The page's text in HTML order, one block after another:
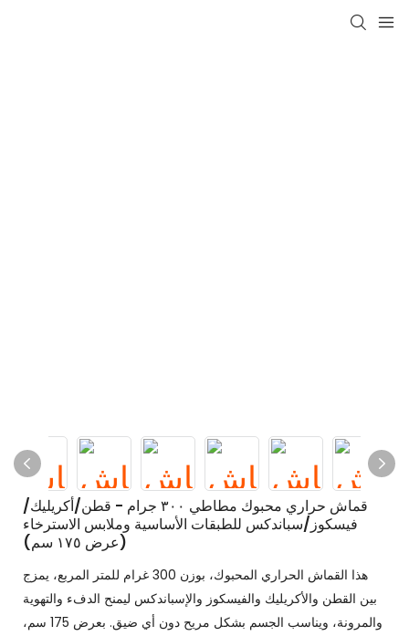
قماش حراري محبوك مطاطي ٣٠٠ جرام - قطن/أكريليك/
فيسكوز/سباندكس للطبقات الأساسية وملابس الاسترخاء
(عرض ١٧٥ سم)
هذا القماش الحراري المحبوك، بوزن 300 غرام للمتر المربع، يمزج
بين القطن والأكريليك والفيسكوز والإسباندكس ليمنح الدفء والتهوية
والمرونة، ويناسب الجسم بشكل مريح دون أي ضيق. بعرض 175 سم،